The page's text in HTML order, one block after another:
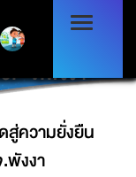
สู่ความยั่งยืน
." จ.พังงา
สู่ความยั่งยืน
พังงา